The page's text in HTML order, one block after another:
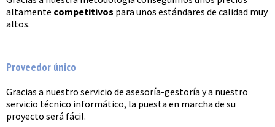
altamente competitivos para unos estándares de calidad muy
altos.
Proveedor único
Gracias a nuestro servicio de asesoría-gestoría y a nuestro
servicio técnico informático, la puesta en marcha de su
proyecto será fácil.